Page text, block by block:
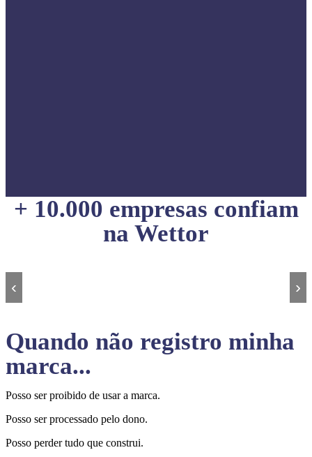
+ 10.000 empresas confiam
na Wettor
‹ ›
Quando não registro minha
marca...
Posso ser proibido de usar a marca.
Posso ser processado pelo dono.
Posso perder tudo que construi.